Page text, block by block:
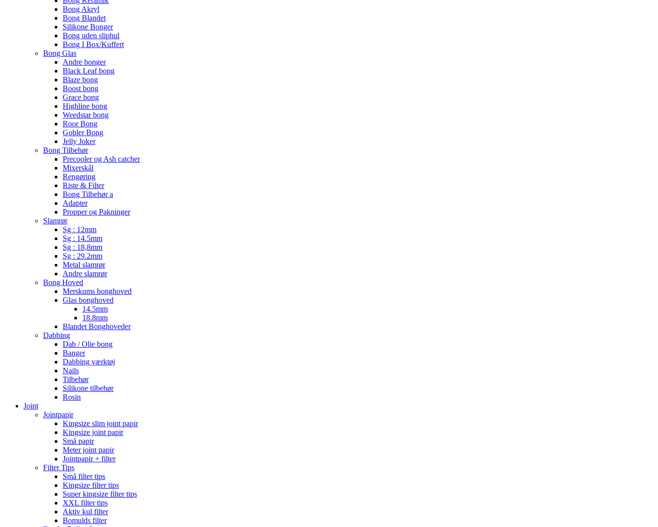
Bong Akryl
Bong Blandet
Silikone Bonger
Bong uden sliphul
Bong I Box/Kuffert
Bong Glas
Andre bonger
Black Leaf bong
Blaze bong
Boost bong
Grace bong
Highline bong
Weedstar bong
Roor Bong
Gobler Bong
Jelly Joker
Bong Tilbehør
Precooler og Ash catcher
Mixerskål
Rengøring
Riste & Filter
Bong Tilbehør a
Adapter
Propper og Pakninger
Slamrør
Sg : 12mm
Sg : 14.5mm
Sg : 18,8mm
Sg : 29.2mm
Metal slamrør
Andre slamrør
Bong Hoved
Merskums bonghoved
Glas bonghoved
14.5mm
18.8mm
Blandet Bonghoveder
Dabbing
Dab / Olie bong
Banger
Dabbing værktøj
Nails
Tilbehør
Silikone tilbehør
Rosin
Joint
Jointpapir
Kingsize slim joint papir
Kingsize joint papir
Små papir
Meter joint papir
Jointpapir + filter
Filter Tips
Små filter tips
Kingsize filter tips
Super kingsize filter tips
XXL filter tips
Aktiv kul filter
Bomulds filter